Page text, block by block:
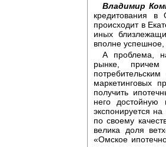
Владимир
кредитования
происходит в
иных
вполне
А проблема,
рынке, причем
маркетинговых
получить
него достойную
экспонируется
по своему
велика доля
«Омское